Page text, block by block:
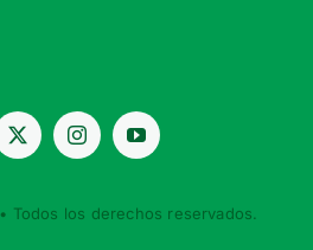
• Todos los derechos reservados.